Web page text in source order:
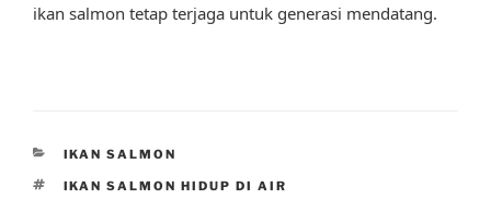
ikan salmon tetap terjaga untuk generasi mendatang.
CATEGORIES
IKAN SALMON
TAGS
IKAN SALMON HIDUP DI AIR